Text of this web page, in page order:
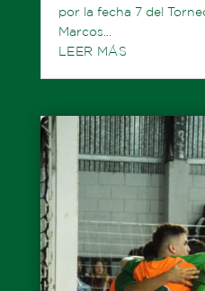
por la fecha 7 del
Marcos...
LEER MÁS